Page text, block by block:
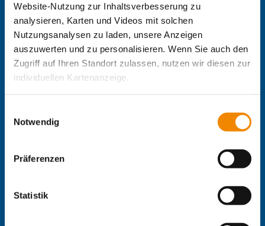
Website-Nutzung zur Inhaltsverbesserung zu
analysieren, Karten und Videos mit solchen
Nutzungsanalysen zu laden, unsere Anzeigen
auszuwerten und zu personalisieren. Wenn Sie auch den
Zugriff auf Ihren Standort zulassen, nutzen wir diesen zur
individuellen Kartenanzeige.
unsere Partner Daten wie Ihre IP-Adresse und
verarbeiten diese zusammen mit Daten von anderen
Websites. Die Partner erkennen mitunter auch, wenn Sie
zum Website-Besuch verschiedene Geräte verwenden,
kann die Datenübertragung in Drittländer (insb. die USA)
nicht ausgeschlossen werden. Dort ist kein der EU
Notwendig
Präferenzen
Statistik
IB-Kindertageseinrichtungen
IB-Freiwilligendienste
IB-Jugendmigrationsdienste
IB-Online-Akademie
IB-Green
Delta-Netz Transfer
IB Berlin-Brandenburg
IB Süd